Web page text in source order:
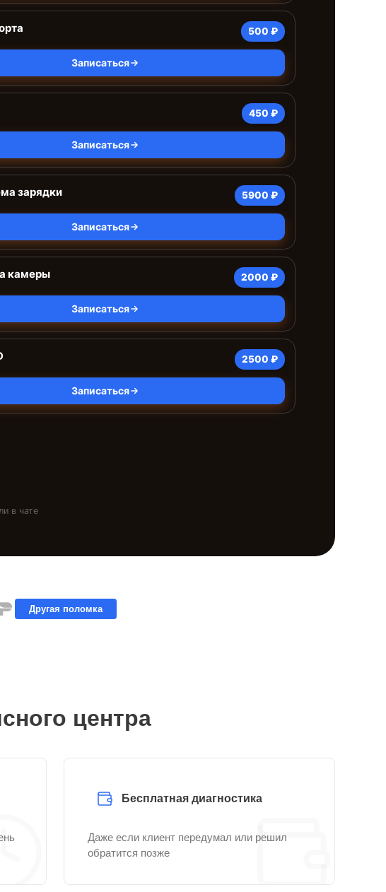
500 ₽
Записаться
450 ₽
Записаться
зарядки 5900 ₽
Записаться
камеры 2000 ₽
Записаться
2500 ₽
Записаться
в чате
Другая поломка
центра
Бесплатная диагностика
Даже если клиент передумал или решил
обратится позже